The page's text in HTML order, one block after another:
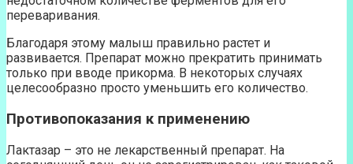
переваривания.
Благодаря этому малыш правильно растет и
развивается. Препарат можно прекратить принимать
только при вводе прикорма. В некоторых случаях
целесообразно просто уменьшить его количество.
Противопоказания к применению
Лактазар – это не лекарственный препарат. На